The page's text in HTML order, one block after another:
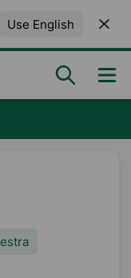
Use English